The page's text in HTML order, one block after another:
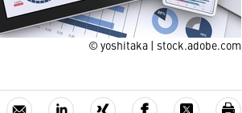
© yoshitaka | stock.adobe.com